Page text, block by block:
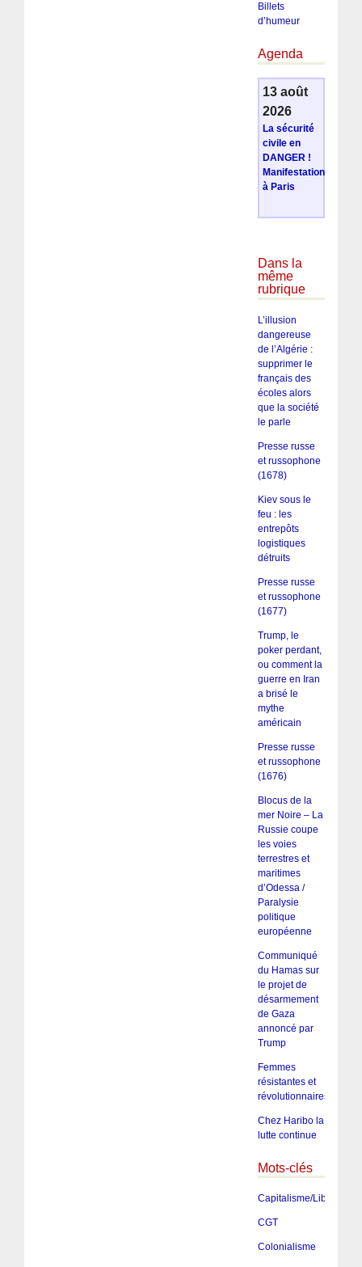
Billets
d’humeur
Agenda
13 août
2026
La sécurité
civile en
DANGER !
Manifestation
à Paris
Dans la
même
rubrique
L’illusion
dangereuse
de l’Algérie :
supprimer le
français des
écoles alors
que la société
le parle
Presse russe
et russophone
(1678)
Kiev sous le
feu : les
entrepôts
logistiques
détruits
Presse russe
et russophone
(1677)
Trump, le
poker perdant,
ou comment la
guerre en Iran
a brisé le
mythe
américain
Presse russe
et russophone
(1676)
Blocus de la
mer Noire – La
Russie coupe
les voies
terrestres et
maritimes
d’Odessa /
Paralysie
politique
européenne
Communiqué
du Hamas sur
le projet de
désarmement
de Gaza
annoncé par
Trump
Femmes
résistantes et
révolutionnaires
Chez Haribo la
lutte continue
Mots-clés
Capitalisme/
CGT
Colonialisme